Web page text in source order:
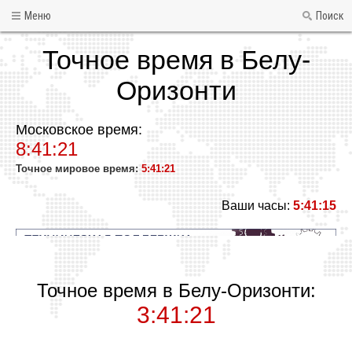
Меню Поиск
Точное время в Белу-
Оризонти
Московское время:
8:41:21
Точное мировое время: 5:41:21
Ваши часы: 5:41:15
Точное время в Белу-Оризонти:
3:41:21